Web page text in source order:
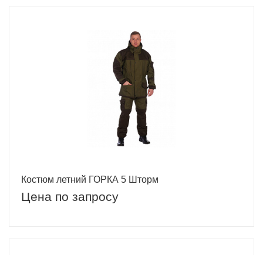
Костюм летний ГОРКА 5 Шторм
Цена по запросу